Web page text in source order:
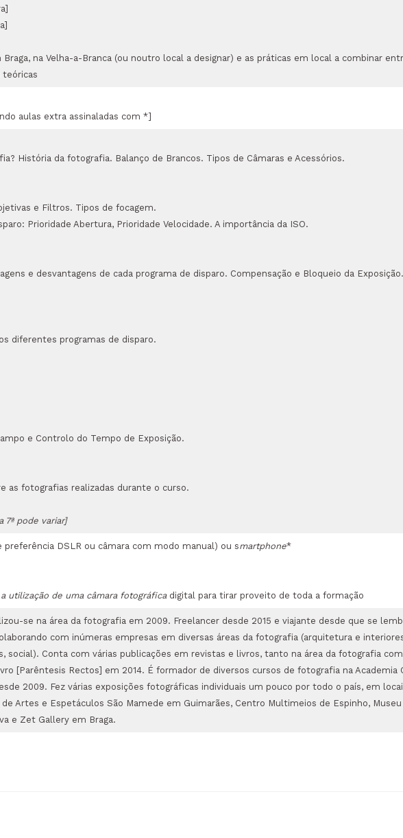
na Velha-a-Branca (ou noutro local a designar) e as práticas em local a combinar
teóricas
aulas extra assinaladas com *]
História da fotografia. Balanço de Brancos. Tipos de Câmaras e Acessórios.
e Filtros. Tipos de focagem.
Prioridade Abertura, Prioridade Velocidade. A importância da ISO.
e desvantagens de cada programa de disparo. Compensação e Bloqueio da
diferentes programas de disparo.
e Controlo do Tempo de Exposição.
as fotografias realizadas durante o curso.
7ª pode variar]
DSLR ou câmara com modo manual) ou smartphone*
utilização de uma câmara fotográficadigital para tirar proveito de toda a formação
se na área da fotografia em 2009. Freelancer desde 2015 e viajante desde que se
com inúmeras empresas em diversas áreas da fotografia (arquitetura e
social). Conta com várias publicações em revistas e livros, tanto na área da fotografia
[Parêntesis Rectos] em 2014. É formador de diversos cursos de fotografia na Academia
2009. Fez várias exposições fotográficas individuais um pouco por todo o país, em
Artes e Espetáculos São Mamede em Guimarães, Centro Multimeios de Espinho,
e Zet Gallery em Braga.